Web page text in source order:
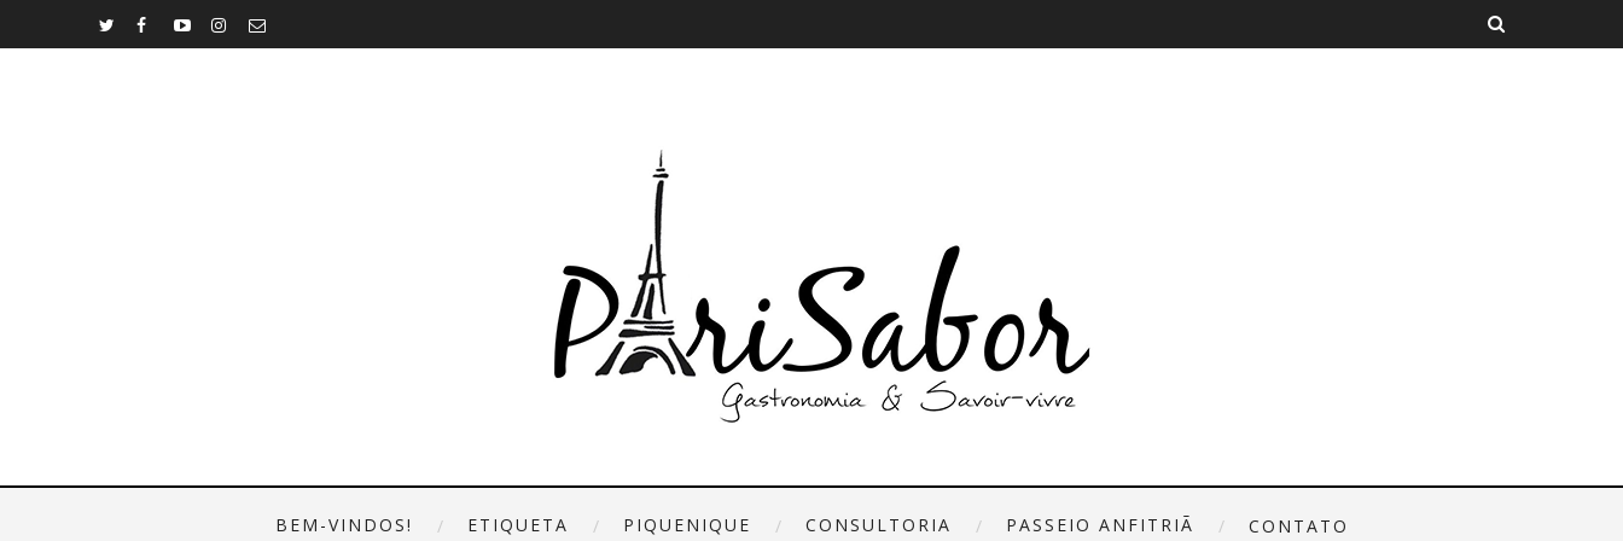
BEM-VINDOS! ETIQUETA PIQUENIQUE CONSULTORIA PASSEIO ANFITRIÃ CONTATO